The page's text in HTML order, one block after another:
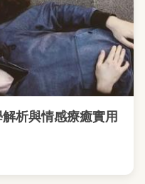
析與情感療癒實用